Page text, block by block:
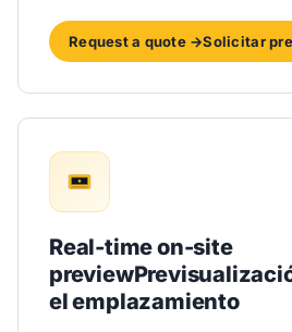
Request a quote →Solicitar
Real-time on-site
preview
el emplazamiento